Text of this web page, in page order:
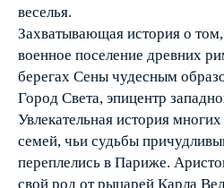
веселья.
Захватывающая история о
военное поселение древних
берегах Сены чудесным
Город Света, эпицентр
Увлекательная история
семей, чьи судьбы
переплелись в Париже.
свой род от рыцарей Карла